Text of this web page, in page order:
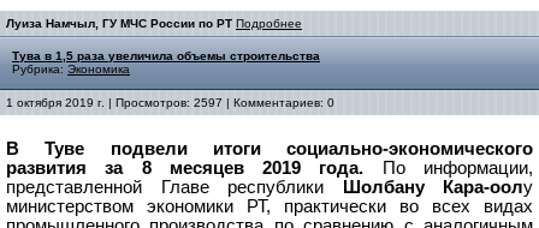
Луиза Намчыл, ГУ МЧС России по РТ Подробнее
Тува в 1,5 раза увеличила объемы строительства
Рубрика: Экономика
1 октября 2019 г. | Просмотров: 2597 | Комментариев: 0
В Туве подвели итоги социально-экономического
развития за 8 месяцев 2019 года.
По информации,
представленной Главе республики
Шолбану Кара-оолу
министерством экономики РТ, практически во всех видах